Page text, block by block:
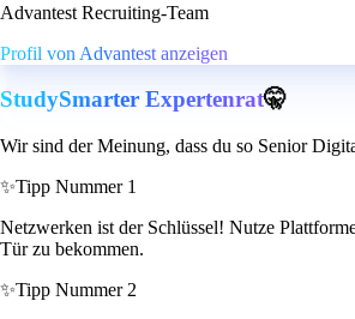
Advantest Recruiting-Team
Profil von Advantest anzeigen
StudySmarter Expertenrat🤫
Wir sind der Meinung, dass du so Senior
✨Tipp Nummer 1
Netzwerken ist der Schlüssel! Nutze
Tür zu bekommen.
✨Tipp Nummer 2